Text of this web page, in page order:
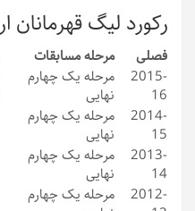
رکورد لیگ قهرمانان
فصلی مرحله مسابقات
2015-
16
مرحله یک چهارم
نهایی
2014-
15
مرحله یک چهارم
نهایی
2013-
14
مرحله یک چهارم
نهایی
2012-
مرحله یک چهارم